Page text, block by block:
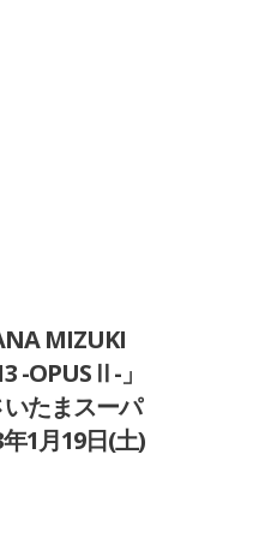
MIZUKI
-OPUSⅡ-」
たまスーパ
1月19日(土)